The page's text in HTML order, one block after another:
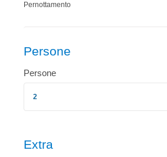
Pernottamento
Persone
Persone
Extra